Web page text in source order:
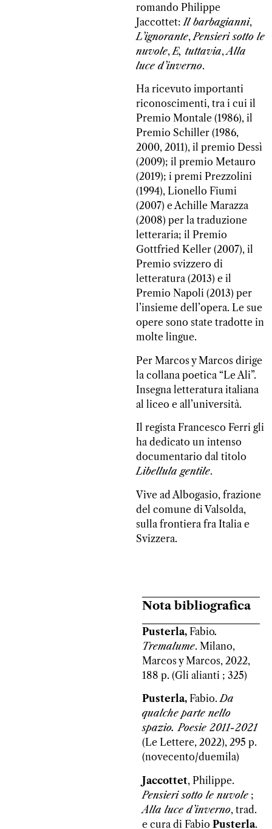
romando Philippe
Jaccottet:Il barbagianni,
L’ignorante,Pensieri sotto le
nuvole,E, tuttavia,Alla
luce d’inverno.
Ha ricevuto importanti
riconoscimenti, tra i cui il
Premio Montale (1986), il
Premio Schiller (1986,
2000, 2011), il premio Dessì
(2009); il premio Metauro
(2019); i premi Prezzolini
(1994), Lionello Fiumi
(2007) e Achille Marazza
(2008) per la traduzione
letteraria; il Premio
Gottfried Keller (2007), il
Premio svizzero di
letteratura (2013) e il
Premio Napoli (2013) per
l’insieme dell’opera. Le sue
opere sono state tradotte in
molte lingue.
Per Marcos y Marcos dirige
la collana poetica “Le Ali”.
Insegna letteratura italiana
al liceo e all’università.
Il regista Francesco Ferri gli
ha dedicato un intenso
documentario dal titolo
Libellula gentile.
Vive ad Albogasio, frazione
del comune di Valsolda,
sulla frontiera fra Italia e
Svizzera.
Nota bibliografica
Pusterla, Fabio.
Tremalume. Milano,
Marcos y Marcos, 2022,
188 p. (Gli alianti ; 325)
Pusterla, Fabio.Da
qualche parte nello
spazio. Poesie 2011-2021
(Le Lettere, 2022), 295 p.
(novecento/duemila)
Jaccottet, Philippe.
Pensieri sotto le nuvole ;
Alla luce d’inverno, trad.
e cura di Fabio Pusterla.